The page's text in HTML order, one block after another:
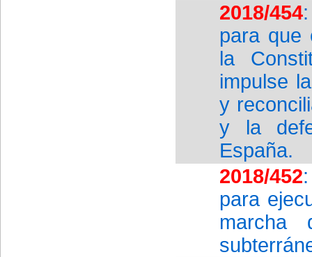
2018/454
para que
la
impulse
y
y la
España.
2018/452
para
marcha